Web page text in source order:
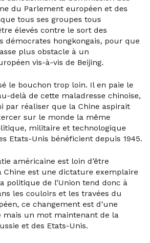
du Parlement européen et des
tous ses groupes tous
élevés contre le sort des
démocrates hongkongais, pour que
plus obstacle à un
vis-à-vis de Beijing.
le bouchon trop loin. Il en paie le
delà de cette maladresse chinoise,
par réaliser que la Chine aspirait
sur le monde la même
militaire et technologique
Etats-Unis bénéficient depuis 1945.
américaine est loin d’être
Chine est une dictature exemplaire
politique de l’Union tend donc à
les couloirs et les travées du
ce changement est d’une
mais un mot maintenant de la
et des Etats-Unis.